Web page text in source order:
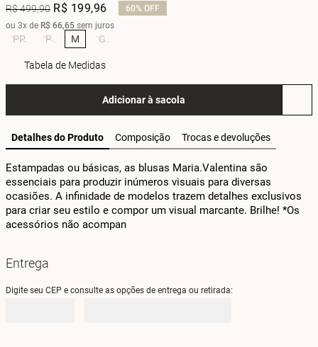
R$499,90 R$ 199,96 60% OFF
ou 3x de R$ 66,65 sem juros
PP P M G
Tabela de Medidas
Adicionar à sacola
Detalhes do Produto Composição Trocas e devoluções
Estampadas ou básicas, as blusas Maria.Valentina são
essenciais para produzir inúmeros visuais para diversas
ocasiões. A infinidade de modelos trazem detalhes exclusivos
para criar seu estilo e compor um visual marcante. Brilhe! *Os
acessórios não acompan
Entrega
Digite seu CEP e consulte as opções de entrega ou retirada: